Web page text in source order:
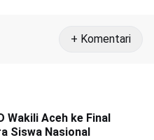
+ Komentari
Wakili Aceh ke Final
Siswa Nasional